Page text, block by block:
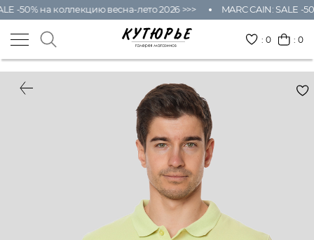
-50% на коллекцию весна-лето 2026 >>> MARC CAIN: SALE -
:0 : 0